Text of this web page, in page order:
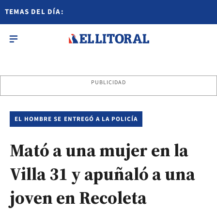
TEMAS DEL DÍA:
PUBLICIDAD
EL HOMBRE SE ENTREGÓ A LA POLICÍA
Mató a una mujer en la
Villa 31 y apuñaló a una
joven en Recoleta